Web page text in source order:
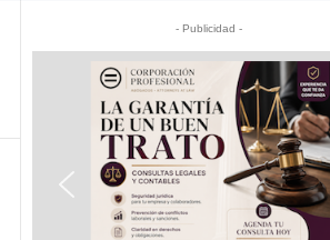
- Publicidad -